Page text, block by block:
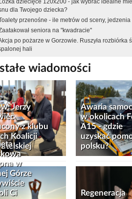
dziecięce 120x200 - jak wybrać idealne
dla Twojego dziecka?
przenośne - ile metrów od sceny,
seniora na "kwadracie"
po pożarze w Gorzowie. Ruszyła rozbiórka
hali
wiadomości
Jerzy
z klubu
Koalicji
Awaria
w okolicach
A15 - gdzie
uzyskać
polsku?
w
Górze
Ci
Regeneracja